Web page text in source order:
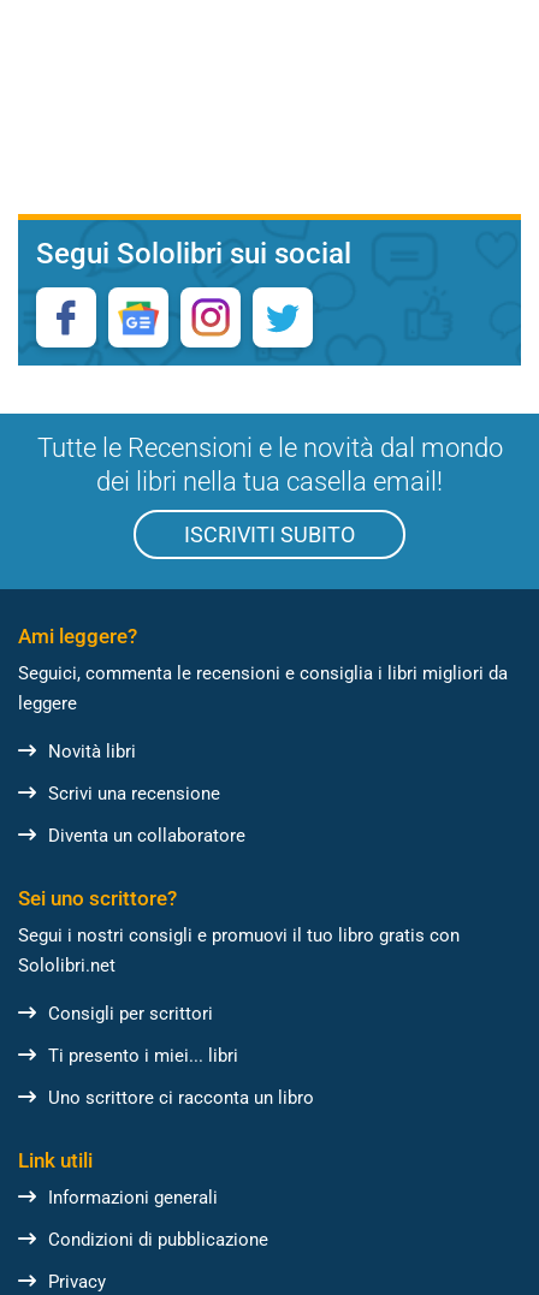
Segui Sololibri sui social
Tutte le Recensioni e le novità dal mondo
dei libri nella tua casella email!
ISCRIVITI SUBITO
Ami leggere?
Seguici, commenta le recensioni e consiglia i libri migliori da
leggere
Novità libri
Scrivi una recensione
Diventa un collaboratore
Sei uno scrittore?
Segui i nostri consigli e promuovi il tuo libro gratis con
Sololibri.net
Consigli per scrittori
Ti presento i miei... libri
Uno scrittore ci racconta un libro
Link utili
Informazioni generali
Condizioni di pubblicazione
Privacy